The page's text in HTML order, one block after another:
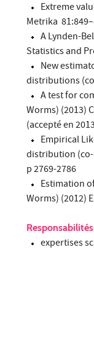
Extreme
Metrika
A Lynden-
Statistics and
New
distributions
A test for
Worms) (2013)
(accepté en
Empirical
distribution (co-
p 2769-2786
Estimation
Worms) (2012)
expertises